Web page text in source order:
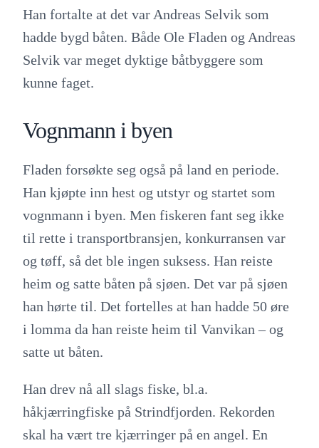
Han fortalte at det var Andreas Selvik som
hadde bygd båten. Både Ole Fladen og Andreas
Selvik var meget dyktige båtbyggere som
kunne faget.
Vognmann i byen
Fladen forsøkte seg også på land en periode.
Han kjøpte inn hest og utstyr og startet som
vognmann i byen. Men fiskeren fant seg ikke
til rette i transportbransjen, konkurransen var
og tøff, så det ble ingen suksess. Han reiste
heim og satte båten på sjøen. Det var på sjøen
han hørte til. Det fortelles at han hadde 50 øre
i lomma da han reiste heim til Vanvikan – og
satte ut båten.
Han drev nå all slags fiske, bl.a.
håkjærringfiske på Strindfjorden. Rekorden
skal ha vært tre kjærringer på en angel. En